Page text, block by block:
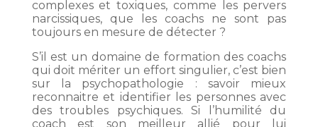
complexes et toxiques, comme les pervers
narcissiques, que les coachs ne sont pas
toujours en mesure de détecter ?
S’il est un domaine de formation des coachs
qui doit mériter un effort singulier, c’est bien
sur la psychopathologie : savoir mieux
reconnaitre et identifier les personnes avec
des troubles psychiques. Si l’humilité du
coach est son meilleur allié pour lui